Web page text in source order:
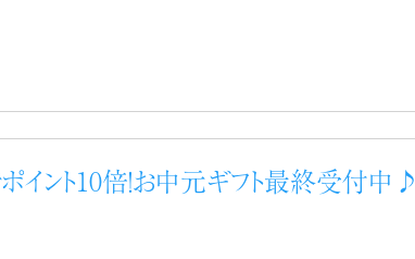
ポイント10倍！お中元ギフト最終受付中♪